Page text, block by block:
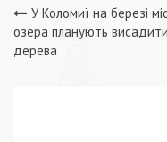
записів
У Коломиї на березі
озера планують висадити
дерева